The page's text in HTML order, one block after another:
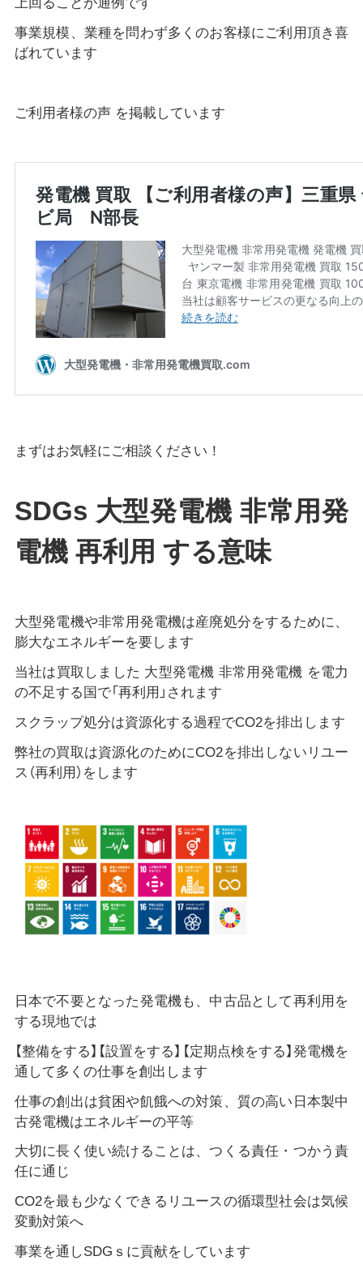
事業規模、業種を問わず多くのお客様にご利用頂き喜
ばれています
ご利用者様の声 を掲載しています
まずはお気軽にご相談ください！
SDGs 大型発電機 非常用発
電機 再利用 する意味
大型発電機や非常用発電機は産廃処分をするために、
膨大なエネルギーを要します
当社は買取しました 大型発電機 非常用発電機 を電力
の不足する国で「再利用」されます
スクラップ処分は資源化する過程でCO2を排出します
弊社の買取は資源化のためにCO2を排出しないリユー
ス（再利用）をします
日本で不要となった発電機も、中古品として再利用を
する現地では
【整備をする】【設置をする】【定期点検をする】発電機を
通して多くの仕事を創出します
仕事の創出は貧困や飢餓への対策、質の高い日本製中
古発電機はエネルギーの平等
大切に長く使い続けることは、つくる責任・つかう責
任に通じ
CO2を最も少なくできるリユースの循環型社会は気候
変動対策へ
事業を通しSDGｓに貢献をしています